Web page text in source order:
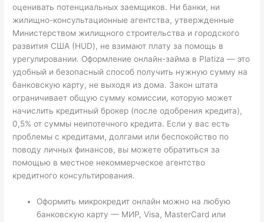
оценивать потенциальных заемщиков. Ни банки, ни
жилищно-консультационные агентства, утвержденные
Министерством жилищного строительства и городского
развития США (HUD), не взимают плату за помощь в
урегулировании. Оформление онлайн-займа в Platiza — это
удобный и безопасный способ получить нужную сумму на
банковскую карту, не выходя из дома. Закон штата
ограничивает общую сумму комиссии, которую может
начислить кредитный брокер (после одобрения кредита),
0,5% от суммы неипотечного кредита. Если у вас есть
проблемы с кредитами, долгами или беспокойство по
поводу личных финансов, вы можете обратиться за
помощью в местное некоммерческое агентство
кредитного консультирования.
Оформить микрокредит онлайн можно на любую
банковскую карту — МИР, Visa, MasterCard или